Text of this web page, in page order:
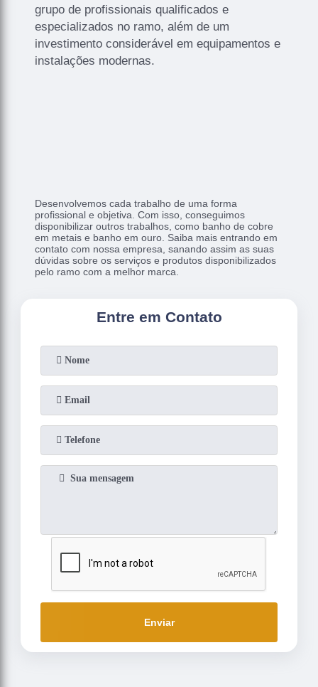
grupo de profissionais qualificados e
especializados no ramo, além de um
investimento considerável em equipamentos e
instalações modernas.
Desenvolvemos cada trabalho de uma forma
profissional e objetiva. Com isso, conseguimos
disponibilizar outros trabalhos, como banho de cobre
em metais e banho em ouro. Saiba mais entrando em
contato com nossa empresa, sanando assim as suas
dúvidas sobre os serviços e produtos disponibilizados
pelo ramo com a melhor marca.
Entre em Contato
Enviar